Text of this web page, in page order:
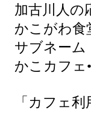
加古川人の
かこがわ食
サブネーム
かこカフェ
「カフェ利